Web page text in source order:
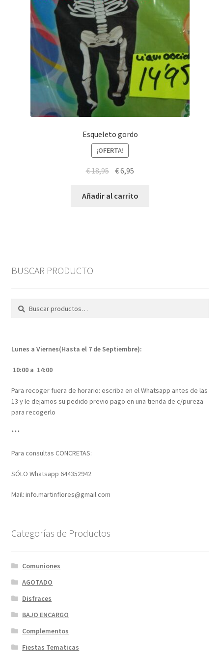
Esqueleto gordo
¡OFERTA!
€18,95 El
original
€6,95
actual
Añadir al carrito
BUSCAR PRODUCTO
Buscar
Buscar
Lunes a Viernes(Hasta el 7 de Septiembre):
10:00 a 14:00
Para recoger fuera de horario: escriba en el Whatsapp antes de las
13 y le dejamos su pedido previo pago en una tienda de c/pureza
para recogerlo
***
Para consultas CONCRETAS:
SÓLO Whatsapp 644352942
Mail: info.martinflores@gmail.com
Categorías de Productos
Comuniones
AGOTADO
Disfraces
BAJO ENCARGO
Complementos
Fiestas Tematicas